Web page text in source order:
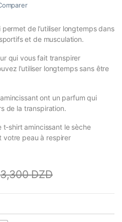
de l’utiliser longtemps dans
et de musculation.
qui vous fait transpirer
l’utiliser longtemps sans être
ont un parfum qui
de la transpiration.
shirt amincissant le sèche
votre peau à respirer
3,300DZD